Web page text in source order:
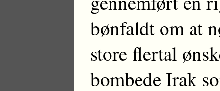
bønfaldt om at
store flertal
bombede Irak